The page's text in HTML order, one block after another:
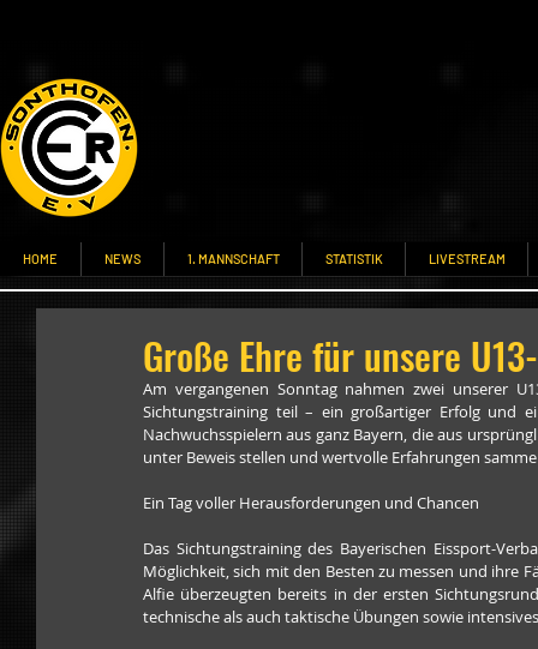
HOME NEWS 1. MANNSCHAFT STATISTIK LIVESTREAM
Große Ehre für unsere
Am vergangenen Sonntag nahmen zwei unserer
Sichtungstraining teil – ein großartiger Erfolg und
Nachwuchsspielern aus ganz Bayern, die aus
unter Beweis stellen und wertvolle Erfahrungen
Ein Tag voller Herausforderungen und Chancen
Das Sichtungstraining des Bayerischen Eissport-
Möglichkeit, sich mit den Besten zu messen und ihre
Alfie überzeugten bereits in der ersten
technische als auch taktische Übungen sowie